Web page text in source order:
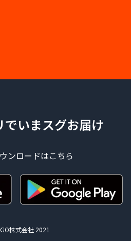
でいまスグお届け
ンロードはこちら
株式会社 2021